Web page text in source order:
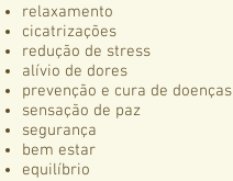
relaxamento
cicatrizações
redução de stress
alívio de dores
prevenção e cura de doenças
sensação de paz
segurança
bem estar
equilíbrio